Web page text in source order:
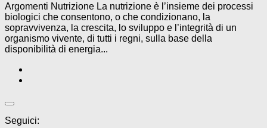
Argomenti Nutrizione La nutrizione è l’insieme dei processi
biologici che consentono, o che condizionano, la
sopravvivenza, la crescita, lo sviluppo e l’integrità di un
organismo vivente, di tutti i regni, sulla base della
disponibilità di energia...
Seguici: